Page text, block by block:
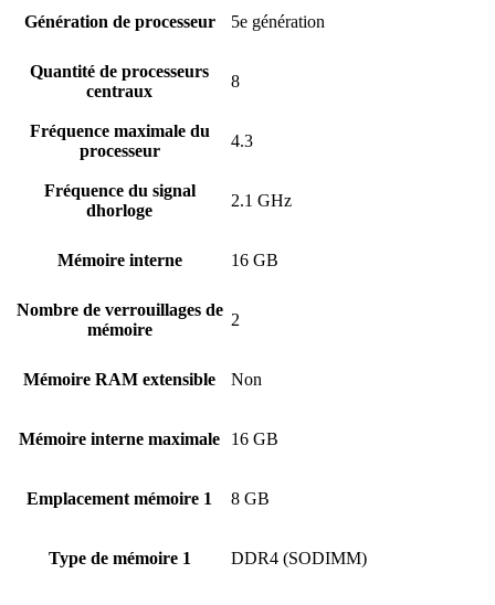
Génération de processeur 5e génération
Quantité de processeurs
centraux
8
Fréquence maximale du
processeur
4.3
Fréquence du signal
dhorloge
2.1 GHz
Mémoire interne 16 GB
Nombre de verrouillages de
mémoire
2
Mémoire RAM extensible Non
Mémoire interne maximale 16 GB
Emplacement mémoire 1 8 GB
Type de mémoire 1 DDR4 (SODIMM)